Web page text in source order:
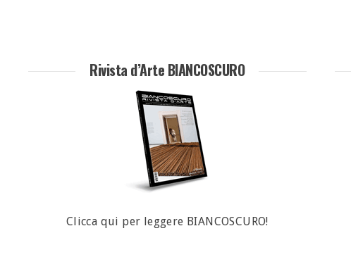
Rivista d’Arte BIANCOSCURO
Clicca qui per leggere BIANCOSCURO!